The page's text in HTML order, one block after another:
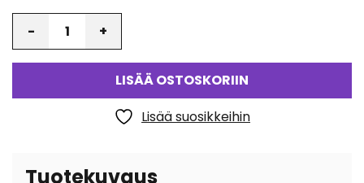
LISÄÄ OSTOSKORIIN
Lisää suosikkeihin
Tuotekuvaus